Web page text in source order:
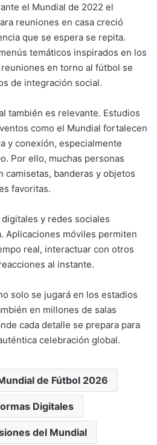
el Mundial de 2022 el
reuniones en casa creció
que se espera se repita.
temáticos inspirados en los
en torno al fútbol se
de integración social.
también es relevante. Estudios
como el Mundial fortalecen
y conexión, especialmente
Por ello, muchas personas
camisetas, banderas y objetos
favoritas.
y redes sociales
Aplicaciones móviles permiten
real, interactuar con otros
al instante.
solo se jugará en los estadios
en millones de salas
cada detalle se prepara para
celebración global.
de Fútbol 2026
Digitales
del Mundial